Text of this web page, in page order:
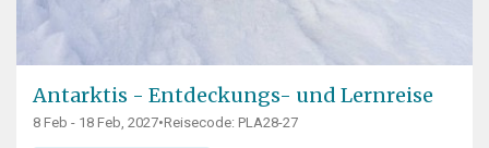
Antarktis - Entdeckungs- und Lernreise
8 Feb - 18 Feb, 2027•Reisecode: PLA28-27